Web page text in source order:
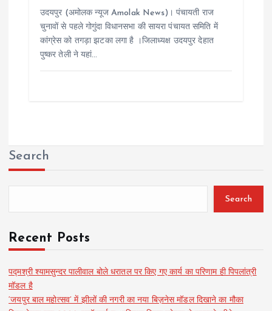
उदयपुर (अमोलक न्यूज Amolak News)। पंचायती राज
चुनावों से पहले गोगुंदा विधानसभा की सायरा पंचायत समिति में
कांग्रेस को तगड़ा झटका लगा है ।जिलाध्यक्ष उदयपुर देहात
पुष्कर तेली ने यहां…
Search
Search
Recent Posts
पद्मश्री श्यामसुन्दर पालीवाल बोले धरातल पर किए गए कार्य का परिणाम ही पिपलांत्री
मॉडल है
‘जयपुर बाल महोत्सव’ में झीलों की नगरी का नया बिज़नेस मॉडल दिखाने का मौका